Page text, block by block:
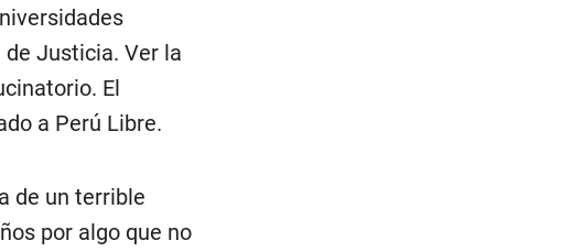
Justicia. Ver la
El
a Perú Libre.
de un terrible
por algo que no